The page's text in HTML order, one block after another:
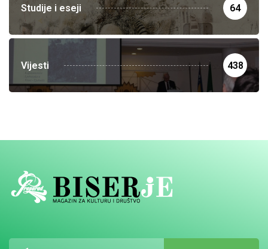
Studije i eseji 64
Vijesti 438